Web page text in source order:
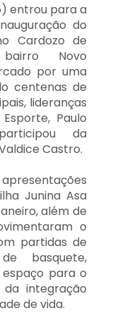
entrou para a
do
Cardozo de
Novo
por uma
centenas de
lideranças
Paulo
da
Castro.
Junina Asa
além de
o
partidas de
basquete,
para o
integração
de vida.